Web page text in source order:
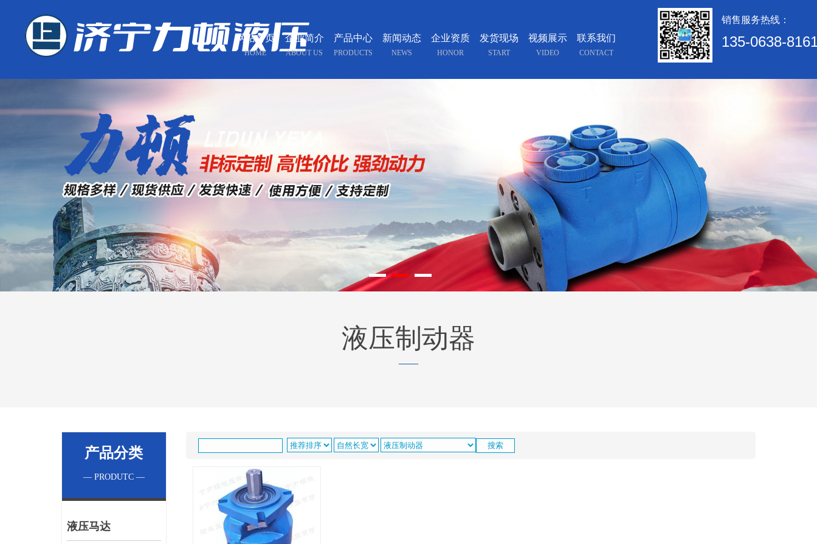
网站首页
HOME
企业简介
ABOUT US
产品中心
PRODUCTS
新闻动态
NEWS
企业资质
HONOR
发货现场
START
视频展示
VIDEO
联系我们
CONTACT
销售服务热线：
135-0638-
液压制动器
——
产品分类
— PRODUTC —
液压马达